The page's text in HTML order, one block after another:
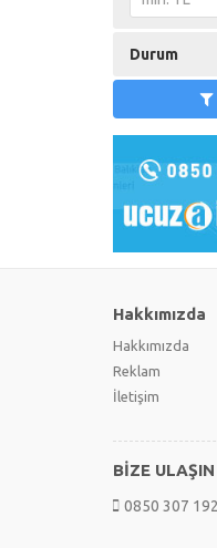
Durum
Hakkımızda
Hakkımızda
Reklam
İletişim
BİZE ULAŞIN
0850 307